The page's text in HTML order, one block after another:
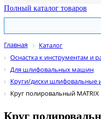
Полный каталог товаров
Главная
Каталог
Оснастка к инструментам и
Для шлифовальных машин
Круги/диски шлифовальные
Круг полировальный
Круг